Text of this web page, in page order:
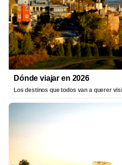
Dónde viajar en 2026
Los destinos que todos van a querer